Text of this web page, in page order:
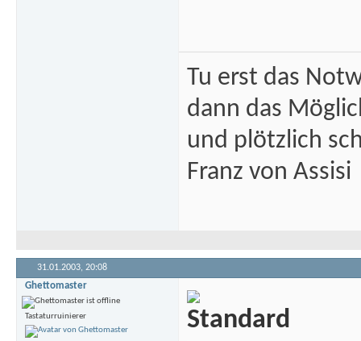
Tu erst das
dann das
und plötzlich
Franz von Assisi
31.01.2003, 20:08
Ghettomaster
Tastaturruinierer